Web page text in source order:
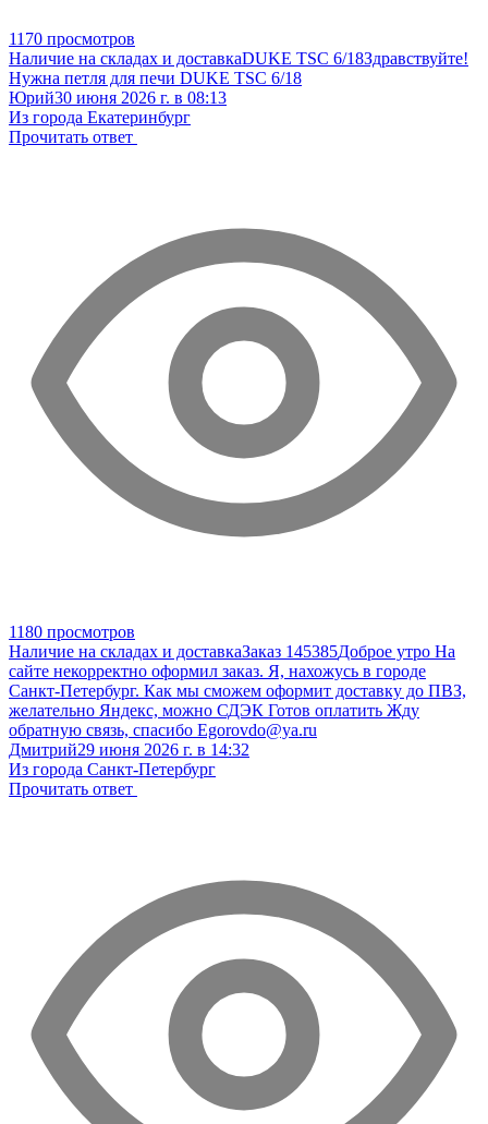
1170 просмотров
Наличие на складах и доставкаDUKE TSC 6/18Здравствуйте!
Нужна петля для печи DUKE TSC 6/18
Юрий30 июня 2026 г. в 08:13
Из города Екатеринбург
Прочитать ответ
1180 просмотров
Наличие на складах и доставкаЗаказ 145385Доброе утро На
сайте некорректно оформил заказ. Я, нахожусь в городе
Санкт-Петербург. Как мы сможем оформит доставку до ПВЗ,
желательно Яндекс, можно СДЭК Готов оплатить Жду
обратную связь, спасибо Egorovdo@ya.ru
Дмитрий29 июня 2026 г. в 14:32
Из города Санкт-Петербург
Прочитать ответ